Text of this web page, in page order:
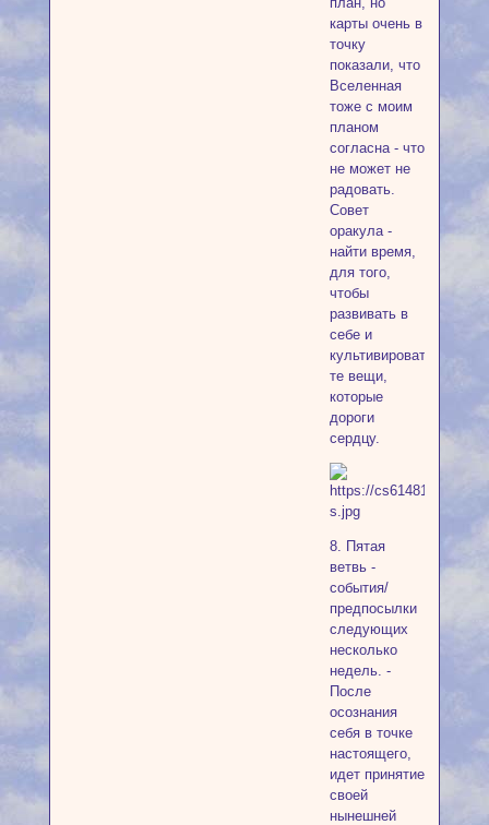
карты очень в
точку
показали, что
Вселенная
тоже с моим
планом
согласна - что
не может не
радовать.
Совет
оракула -
найти время,
для того,
чтобы
развивать в
себе и
культивировать
те вещи,
которые
дороги
сердцу.
8. Пятая
ветвь -
события/
предпосылки
следующих
несколько
недель. -
После
осознания
себя в точке
настоящего,
идет принятие
своей
нынешней